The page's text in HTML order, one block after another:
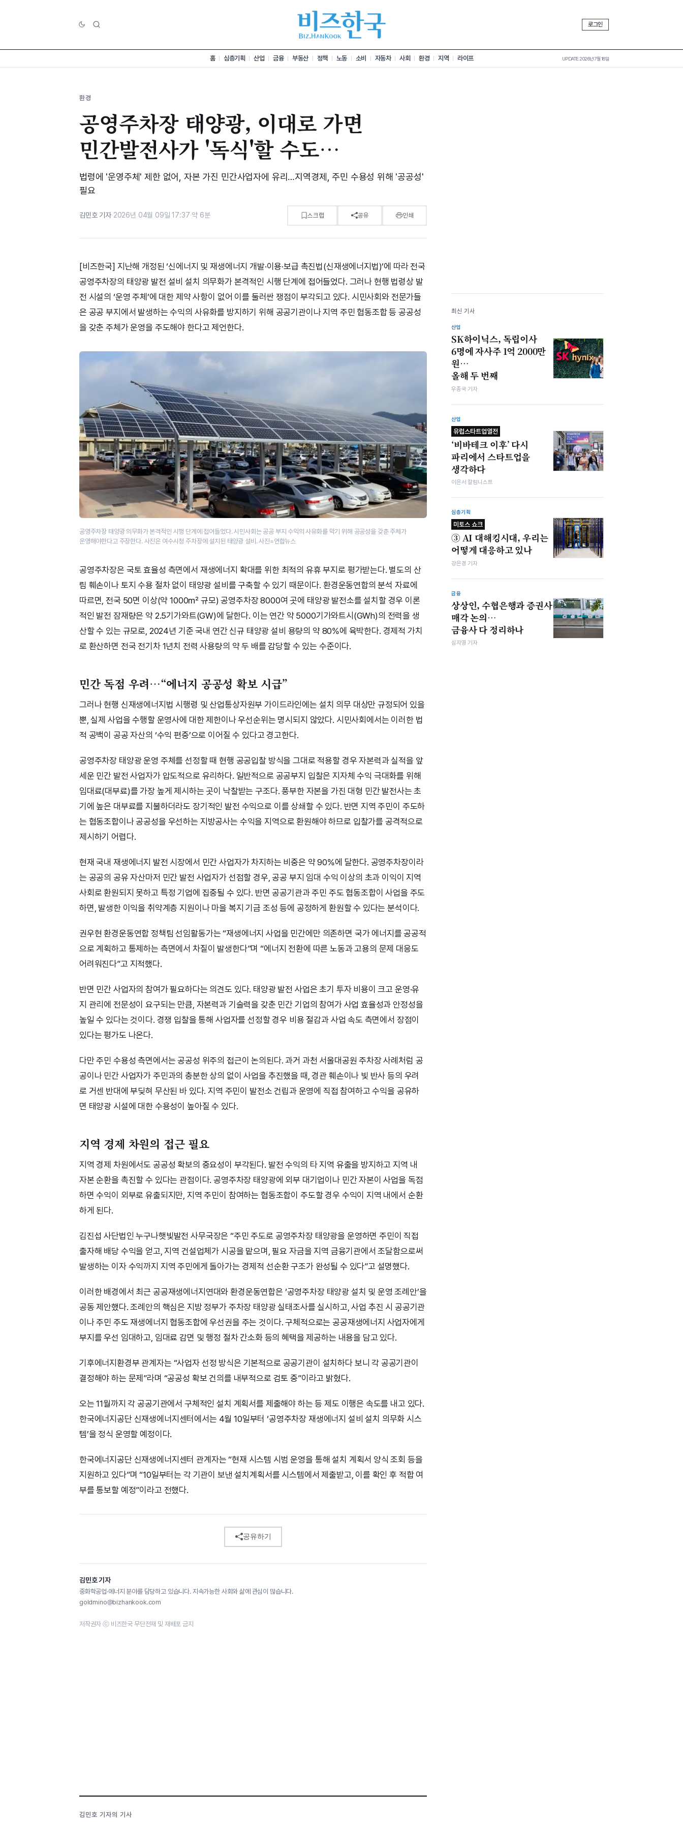
로그인
홈 심층기획 산업 금융 부동산 정책 노동 소비 자동차 사회 환경 지역 라이프 UPDATE 2026년 7월 16일
환경
공영주차장 태양광, 이대로 가면
민간발전사가 '독식'할 수도…
법령에 '운영주체' 제한 없어, 자본 가진 민간사업자에 유리…지역경제, 주민 수용성 위해 '공공성'
필요
김민호 기자·2026년 04월 09일 17:37·약 6분 스크랩 공유 인쇄
[비즈한국] 지난해 개정된 ‘신에너지 및 재생에너지 개발·이용·보급 촉진법(신재생에너지법)’에 따라 전국
공영주차장의 태양광 발전 설비 설치 의무화가 본격적인 시행 단계에 접어들었다. 그러나 현행 법령상 발
전 시설의 ‘운영 주체’에 대한 제약 사항이 없어 이를 둘러싼 쟁점이 부각되고 있다. 시민사회와 전문가들
은 공공 부지에서 발생하는 수익의 사유화를 방지하기 위해 공공기관이나 지역 주민 협동조합 등 공공성
을 갖춘 주체가 운영을 주도해야 한다고 제언한다.
공영주차장 태양광 의무화가 본격적인 시행 단계에 접어들었다. 시민사회는 공공 부지 수익의 사유화를 막기 위해 공공성을 갖춘 주체가
운영해야한다고 주장한다. 사진은 여수시청 주차장에 설치된 태양광 설비. 사진=연합뉴스
공영주차장은 국토 효율성 측면에서 재생에너지 확대를 위한 최적의 유휴 부지로 평가받는다. 별도의 산
림 훼손이나 토지 수용 절차 없이 태양광 설비를 구축할 수 있기 때문이다. 환경운동연합의 분석 자료에
따르면, 전국 50면 이상(약 1000㎡ 규모) 공영주차장 8000여 곳에 태양광 발전소를 설치할 경우 이론
적인 발전 잠재량은 약 2.5기가와트(GW)에 달한다. 이는 연간 약 5000기가와트시(GWh)의 전력을 생
산할 수 있는 규모로, 2024년 기준 국내 연간 신규 태양광 설비 용량의 약 80%에 육박한다. 경제적 가치
로 환산하면 전국 전기차 1년치 전력 사용량의 약 두 배를 감당할 수 있는 수준이다.
민간 독점 우려…“에너지 공공성 확보 시급”
그러나 현행 신재생에너지법 시행령 및 산업통상자원부 가이드라인에는 설치 의무 대상만 규정되어 있을
뿐, 실제 사업을 수행할 운영사에 대한 제한이나 우선순위는 명시되지 않았다. 시민사회에서는 이러한 법
적 공백이 공공 자산의 ‘수익 편중’으로 이어질 수 있다고 경고한다.
공영주차장 태양광 운영 주체를 선정할 때 현행 공공입찰 방식을 그대로 적용할 경우 자본력과 실적을 앞
세운 민간 발전 사업자가 압도적으로 유리하다. 일반적으로 공공부지 입찰은 지자체 수익 극대화를 위해
임대료(대부료)를 가장 높게 제시하는 곳이 낙찰받는 구조다. 풍부한 자본을 가진 대형 민간 발전사는 초
기에 높은 대부료를 지불하더라도 장기적인 발전 수익으로 이를 상쇄할 수 있다. 반면 지역 주민이 주도하
는 협동조합이나 공공성을 우선하는 지방공사는 수익을 지역으로 환원해야 하므로 입찰가를 공격적으로
제시하기 어렵다.
현재 국내 재생에너지 발전 시장에서 민간 사업자가 차지하는 비중은 약 90%에 달한다. 공영주차장이라
는 공공의 공유 자산마저 민간 발전 사업자가 선점할 경우, 공공 부지 임대 수익 이상의 초과 이익이 지역
사회로 환원되지 못하고 특정 기업에 집중될 수 있다. 반면 공공기관과 주민 주도 협동조합이 사업을 주도
하면, 발생한 이익을 취약계층 지원이나 마을 복지 기금 조성 등에 공정하게 환원할 수 있다는 분석이다.
권우현 환경운동연합 정책팀 선임활동가는 “재생에너지 사업을 민간에만 의존하면 국가 에너지를 공공적
으로 계획하고 통제하는 측면에서 차질이 발생한다”며 “에너지 전환에 따른 노동과 고용의 문제 대응도
어려워진다”고 지적했다.
반면 민간 사업자의 참여가 필요하다는 의견도 있다. 태양광 발전 사업은 초기 투자 비용이 크고 운영·유
지 관리에 전문성이 요구되는 만큼, 자본력과 기술력을 갖춘 민간 기업의 참여가 사업 효율성과 안정성을
높일 수 있다는 것이다. 경쟁 입찰을 통해 사업자를 선정할 경우 비용 절감과 사업 속도 측면에서 장점이
있다는 평가도 나온다.
다만 주민 수용성 측면에서는 공공성 위주의 접근이 논의된다. 과거 과천 서울대공원 주차장 사례처럼 공
공이나 민간 사업자가 주민과의 충분한 상의 없이 사업을 추진했을 때, 경관 훼손이나 빛 반사 등의 우려
로 거센 반대에 부딪혀 무산된 바 있다. 지역 주민이 발전소 건립과 운영에 직접 참여하고 수익을 공유하
면 태양광 시설에 대한 수용성이 높아질 수 있다.
지역 경제 차원의 접근 필요
지역 경제 차원에서도 공공성 확보의 중요성이 부각된다. 발전 수익의 타 지역 유출을 방지하고 지역 내
자본 순환을 촉진할 수 있다는 관점이다. 공영주차장 태양광에 외부 대기업이나 민간 자본이 사업을 독점
하면 수익이 외부로 유출되지만, 지역 주민이 참여하는 협동조합이 주도할 경우 수익이 지역 내에서 순환
하게 된다.
김진섭 사단법인 누구나햇빛발전 사무국장은 “주민 주도로 공영주차장 태양광을 운영하면 주민이 직접
출자해 배당 수익을 얻고, 지역 건설업체가 시공을 맡으며, 필요 자금을 지역 금융기관에서 조달함으로써
발생하는 이자 수익까지 지역 주민에게 돌아가는 경제적 선순환 구조가 완성될 수 있다”고 설명했다.
이러한 배경에서 최근 공공재생에너지연대와 환경운동연합은 ‘공영주차장 태양광 설치 및 운영 조례안’을
공동 제안했다. 조례안의 핵심은 지방 정부가 주차장 태양광 실태조사를 실시하고, 사업 추진 시 공공기관
이나 주민 주도 재생에너지 협동조합에 우선권을 주는 것이다. 구체적으로는 공공재생에너지 사업자에게
부지를 우선 임대하고, 임대료 감면 및 행정 절차 간소화 등의 혜택을 제공하는 내용을 담고 있다.
기후에너지환경부 관계자는 “사업자 선정 방식은 기본적으로 공공기관이 설치하다 보니 각 공공기관이
결정해야 하는 문제”라며 “공공성 확보 건의를 내부적으로 검토 중”이라고 밝혔다.
오는 11월까지 각 공공기관에서 구체적인 설치 계획서를 제출해야 하는 등 제도 이행은 속도를 내고 있다.
한국에너지공단 신재생에너지센터에서는 4월 10일부터 ‘공영주차장 재생에너지 설비 설치 의무화 시스
템’을 정식 운영할 예정이다.
한국에너지공단 신재생에너지센터 관계자는 “현재 시스템 시범 운영을 통해 설치 계획서 양식 조회 등을
지원하고 있다”며 “10일부터는 각 기관이 보낸 설치계획서를 시스템에서 제출받고, 이를 확인 후 적합 여
부를 통보할 예정”이라고 전했다.
공유하기
김민호 기자
중화학공업·에너지 분야를 담당하고 있습니다. 지속가능한 사회와 삶에 관심이 많습니다.
goldmino@bizhankook.com
저작권자 ⓒ 비즈한국 무단전재 및 재배포 금지
김민호 기자의 기사
최신 기사
산업
SK하이닉스, 독립이사
6명에 자사주 1억 2000만
원…
올해 두 번째
우종국 기자
산업
유럽스타트업열전
‘비바테크 이후’ 다시
파리에서 스타트업을
생각하다
이은서 칼럼니스트
심층기획
미토스 쇼크
③ AI 대해킹시대, 우리는
어떻게 대응하고 있나
강은경 기자
금융
상상인, 수협은행과 증권사
매각 논의…
금융사 다 정리하나
심지영 기자